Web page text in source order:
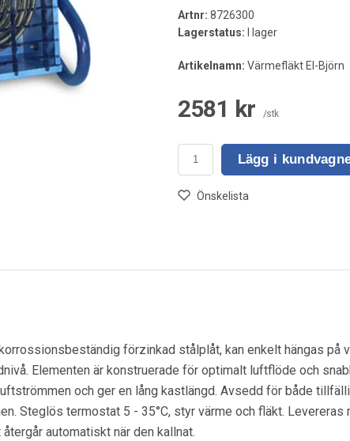
Artnr: 8726300
Lagerstatus: I lager
Artikelnamn: Värmefläkt El-Björn
2581 kr /stk
Lägg i
Önskelista
förzinkad stålplåt, kan enkelt hängas på
Elementen är konstruerade för optimalt luftflöde och
och ger en lång kastlängd. Avsedd för både
Steglös termostat 5 - 35°C, styr värme och fläkt.
automatiskt när den kallnat.